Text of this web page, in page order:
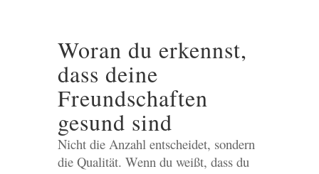
Woran du erkennst,
dass deine
Freundschaften
gesund sind
Nicht die Anzahl entscheidet, sondern
die Qualität. Wenn du weißt, dass du